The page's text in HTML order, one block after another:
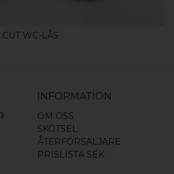
WC-LÅS
INFORMATION
OM OSS
SKÖTSEL
ÅTERFÖRSÄLJARE
PRISLISTA SEK